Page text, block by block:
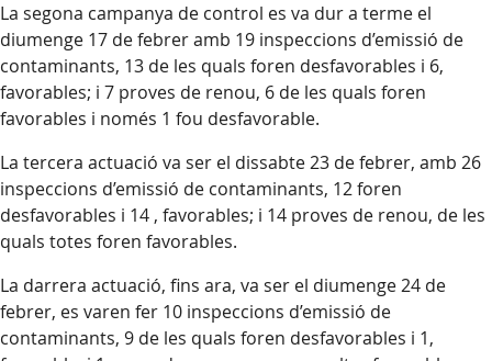
La segona campanya de control es va dur a terme el
diumenge 17 de febrer amb 19 inspeccions d’emissió de
contaminants, 13 de les quals foren desfavorables i 6,
favorables; i 7 proves de renou, 6 de les quals foren
favorables i només 1 fou desfavorable.
La tercera actuació va ser el dissabte 23 de febrer, amb 26
inspeccions d’emissió de contaminants, 12 foren
desfavorables i 14 , favorables; i 14 proves de renou, de les
quals totes foren favorables.
La darrera actuació, fins ara, va ser el diumenge 24 de
febrer, es varen fer 10 inspeccions d’emissió de
contaminants, 9 de les quals foren desfavorables i 1,